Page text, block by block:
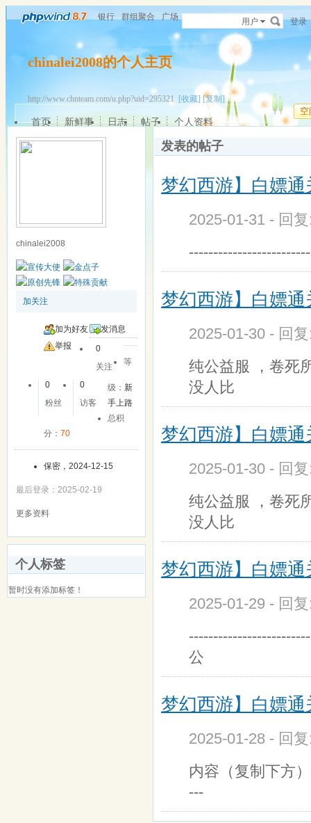
银行 群组聚合 广场 用户 登录
chinalei2008的个人主页
http://www.chnteam.com/u.php?uid=295321 [收藏] [复制]
空
首页 新鲜事 日志 帖子 个人资料
chinalei2008
加关注
加为好友
发消息
举报
0
关注
0
粉丝
0
访客
等
级：新
手上路
总积
分： 70
保密，2024-12-15
最后登录：2025-02-19
更多资料
个人标签
暂时没有添加标签！
发表的帖子
梦幻西游】白嫖
2025-01-31 - 回
梦幻西游】白嫖
2025-01-30 - 回
纯公益服 ，卷死
没人比
梦幻西游】白嫖
2025-01-30 - 回
纯公益服 ，卷死
没人比
梦幻西游】白嫖
2025-01-29 - 回
公
梦幻西游】白嫖
2025-01-28 - 回
内容（复制下方
---